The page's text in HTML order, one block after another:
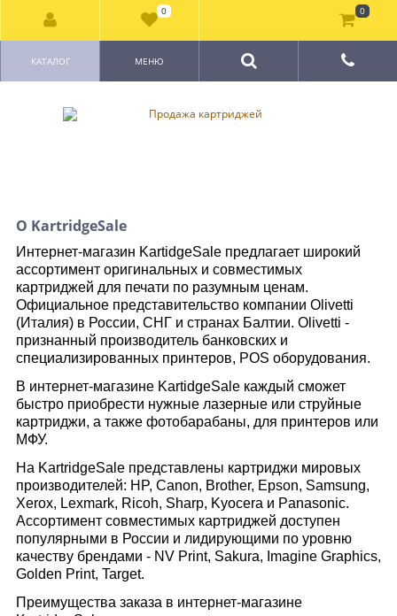
КАТАЛОГ МЕНЮ
О KartridgeSale
Интернет-магазин KartidgeSale предлагает широкий
ассортимент оригинальных и совместимых
картриджей для печати по разумным ценам.
Официальное представительство компании Olivetti
(Италия) в России, СНГ и странах Балтии. Olivetti -
признанный производитель банковских и
специализированных принтеров, POS оборудования.
В интернет-магазине KartidgeSale каждый сможет
быстро приобрести нужные лазерные или струйные
картриджи, а также фотобарабаны, для принтеров или
МФУ.
На KartridgeSale представлены картриджи мировых
производителей: HP, Canon, Brother, Epson, Samsung,
Xerox, Lexmark, Ricoh, Sharp, Kyocera и Panasonic.
Ассортимент совместимых картриджей доступен
популярными в России и лидирующими по уровню
качеству брендами - NV Print, Sakura, Imagine Graphics,
Golden Print, Target.
Преимущества заказа в интернет-магазине
0 0